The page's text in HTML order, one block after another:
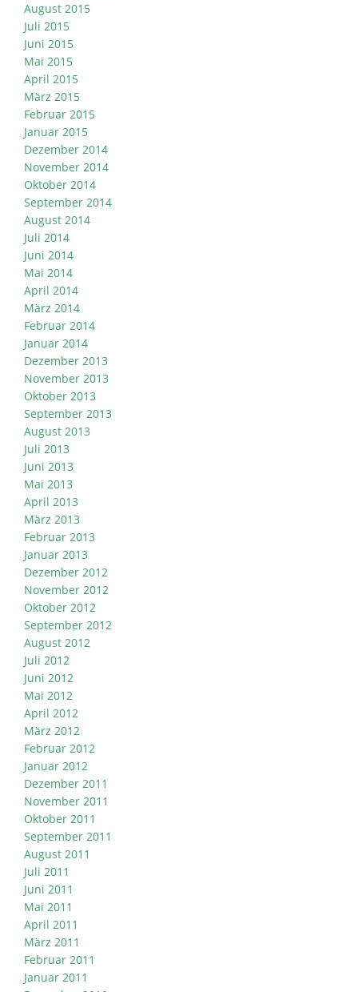
August 2015
Juli 2015
Juni 2015
Mai 2015
April 2015
März 2015
Februar 2015
Januar 2015
Dezember 2014
November 2014
Oktober 2014
September 2014
August 2014
Juli 2014
Juni 2014
Mai 2014
April 2014
März 2014
Februar 2014
Januar 2014
Dezember 2013
November 2013
Oktober 2013
September 2013
August 2013
Juli 2013
Juni 2013
Mai 2013
April 2013
März 2013
Februar 2013
Januar 2013
Dezember 2012
November 2012
Oktober 2012
September 2012
August 2012
Juli 2012
Juni 2012
Mai 2012
April 2012
März 2012
Februar 2012
Januar 2012
Dezember 2011
November 2011
Oktober 2011
September 2011
August 2011
Juli 2011
Juni 2011
Mai 2011
April 2011
März 2011
Februar 2011
Januar 2011